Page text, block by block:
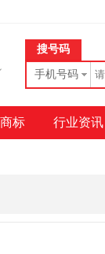
搜号码
手机号码
标 行业资讯